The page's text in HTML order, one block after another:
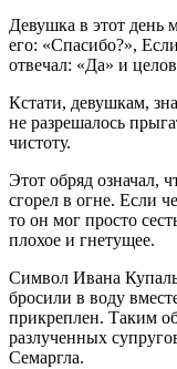
Девушка в этот день
его: «Спасибо?»,
отвечал: «Да» и
Кстати, девушкам,
не разрешалось
чистоту.
Этот обряд означал,
сгорел в огне. Если
то он мог просто
плохое и гнетущее.
Символ Ивана
бросили в воду
прикреплен. Таким
разлученных
Семаргла.